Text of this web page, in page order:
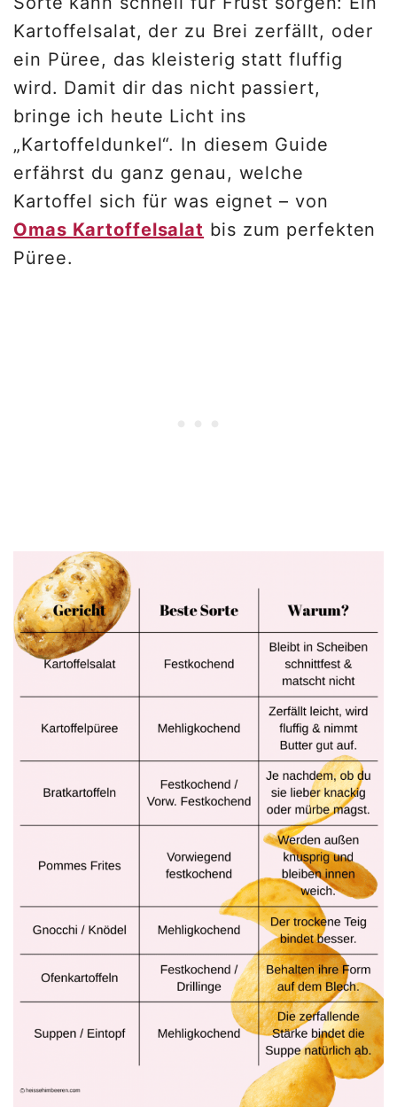
Kartoffelsalat, der zu Brei zerfällt, oder
ein Püree, das kleisterig statt fluffig
wird. Damit dir das nicht passiert,
bringe ich heute Licht ins
„Kartoffeldunkel“. In diesem Guide
erfährst du ganz genau, welche
Kartoffel sich für was eignet – von
Omas Kartoffelsalat bis zum perfekten
Püree.